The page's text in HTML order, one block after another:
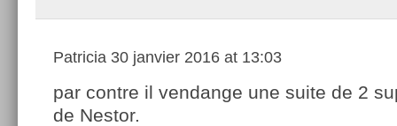
Patricia 30 janvier 2016 at 13:03
par contre il vendange une suite de 2
de Nestor.